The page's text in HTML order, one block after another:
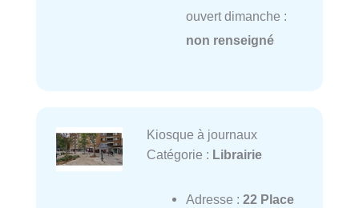
ouvert dimanche :
non renseigné
Kiosque à journaux
Catégorie : Librairie
Adresse : 22 Place